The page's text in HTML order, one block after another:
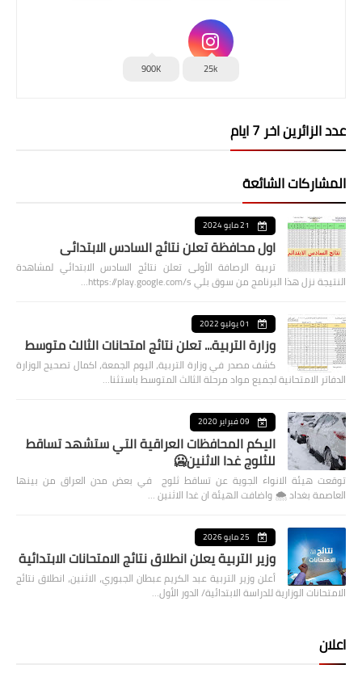
25k
900K
عدد الزائرين اخر 7 ايام
المشاركات الشائعة
21 مايو 2024
اول محافظة تعلن نتائج السادس الابتدائي
تربية الرصافة الأولى تعلن نتائج السادس الابتدائي لمشاهدة
النتيجة نزل هذا البرنامج من سوق بلي https://play.google.com/s…
01 يوليو 2022
وزارة التربية... تعلن نتائج امتحانات الثالث متوسط
كشف مصدر في وزارة التربية، اليوم الجمعة، اكمال تصحيح الوزارة
الدفاتر الامتحانية لجميع مواد مرحلة الثالث المتوسط باستثنا…
09 فبراير 2020
اليكم المحافظات العراقية التي ستشهد تساقط
للثلوج غدا الاثنين🥶
توقعت هيئة الانواء الجوية عن تساقط ثلوج في بعض مدن العراق من بينها
العاصمة بغداد ⁦🌨️⁩ واضافت الهيئة ان غدا الاثنين …
25 مايو 2026
وزير التربية يعلن انطلاق نتائج الامتحانات الابتدائية
أعلن وزير التربية عبد الكريم عبطان الجبوري، الاثنين، انطلاق نتائج
الامتحانات الوزارية للدراسة الابتدائية/ الدور الأول…
اعلان